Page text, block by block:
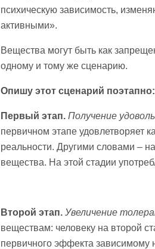
психическую зависимость,
активными».
Вещества могут быть как
одному и тому же сценарию.
Опишу этот сценарий поэтапно:
Первый этап. Получение
первичном этапе удовлетворяет
реальности. Другими словами –
вещества. На этой стадии
Второй этап. Увеличение
веществам: человеку на второй
первичного эффекта зависимому